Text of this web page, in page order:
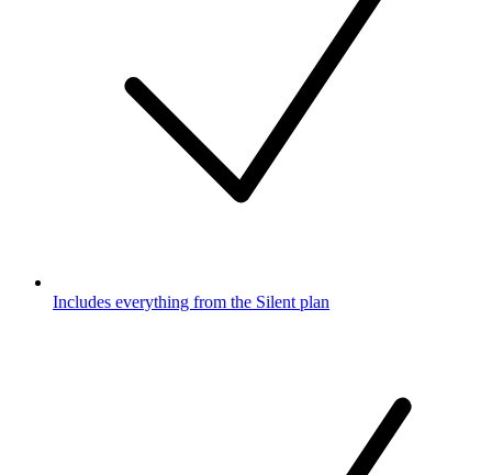
Includes everything from the Silent plan